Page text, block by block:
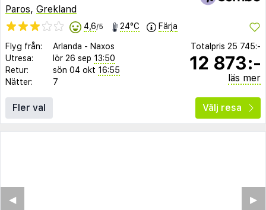
Paros, Grekland
4,6/5 24°C Färja
Flyg från: Arlanda - Naxos
Utresa:
lör 26 sep 13:50
Retur:
sön 04 okt 16:55
Nätter:
7
Totalpris 25 745:-
12 873:-
läs mer
Fler val Välj resa
▶︎
◀︎